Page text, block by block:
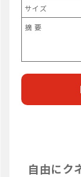
サイズ
摘 要
自由にク